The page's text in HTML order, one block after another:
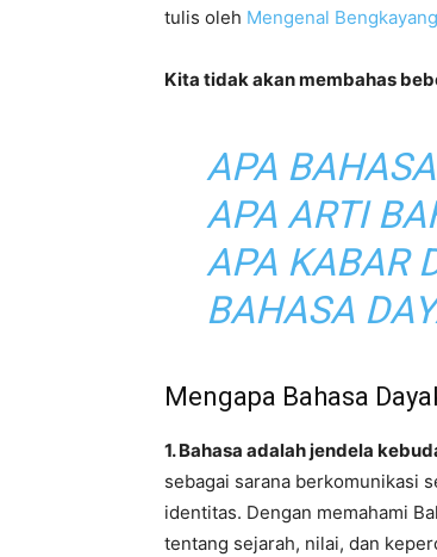
tulis oleh Mengenal Bengkayang
Kita tidak akan membahas
APA
APA ARTI
APA KABAR
BAHASA
Mengapa Bahasa
1. Bahasa adalah jendela
sebagai sarana berkomunikasi
identitas. Dengan memahami
tentang sejarah, nilai, dan